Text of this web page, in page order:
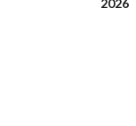
2026